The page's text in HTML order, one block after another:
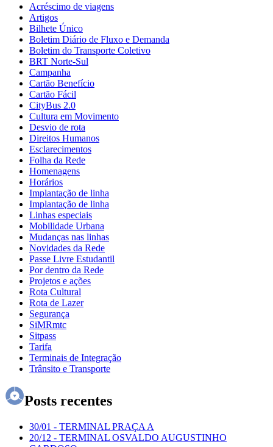
Acréscimo de viagens
Artigos
Bilhete Único
Boletim Diário de Fluxo e Demanda
Boletim do Transporte Coletivo
BRT Norte-Sul
Campanha
Cartão Benefício
Cartão Fácil
CityBus 2.0
Cultura em Movimento
Desvio de rota
Direitos Humanos
Esclarecimentos
Folha da Rede
Homenagens
Horários
Implantação de linha
Implantação de linha
Linhas especiais
Mobilidade Urbana
Mudanças nas linhas
Novidades da Rede
Passe Livre Estudantil
Por dentro da Rede
Projetos e ações
Rota Cultural
Rota de Lazer
Segurança
SiMRmtc
Sitpass
Tarifa
Terminais de Integração
Trânsito e Transporte
Posts recentes
30/01 - TERMINAL PRAÇA A
20/12 - TERMINAL OSVALDO AUGUSTINHO